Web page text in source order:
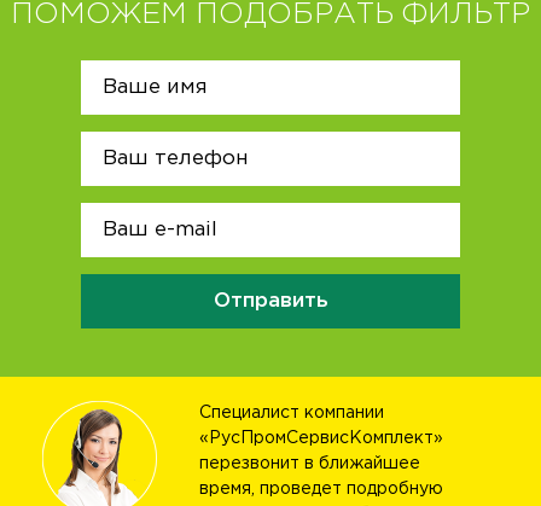
ПОМОЖЕМ ПОДОБРАТЬ ФИЛЬТР
Отправить
Специалист компании
«РусПромСервисКомплект»
перезвонит в ближайшее
время, проведет подробную